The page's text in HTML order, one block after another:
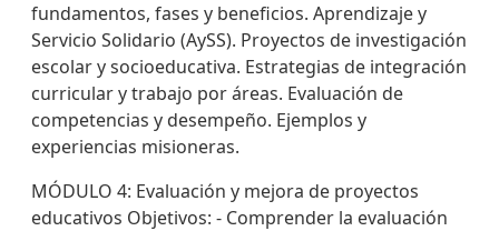
fundamentos, fases y beneficios. Aprendizaje y
Servicio Solidario (AySS). Proyectos de investigación
escolar y socioeducativa. Estrategias de integración
curricular y trabajo por áreas. Evaluación de
competencias y desempeño. Ejemplos y
experiencias misioneras.
MÓDULO 4: Evaluación y mejora de proyectos
educativos Objetivos: - Comprender la evaluación